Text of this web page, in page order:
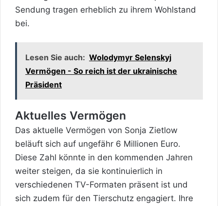
Sendung tragen erheblich zu ihrem Wohlstand
bei.
Lesen Sie auch: Wolodymyr Selenskyj
Vermögen - So reich ist der ukrainische
Präsident
Aktuelles Vermögen
Das aktuelle Vermögen von Sonja Zietlow
beläuft sich auf ungefähr 6 Millionen Euro.
Diese Zahl könnte in den kommenden Jahren
weiter steigen, da sie kontinuierlich in
verschiedenen TV-Formaten präsent ist und
sich zudem für den Tierschutz engagiert. Ihre